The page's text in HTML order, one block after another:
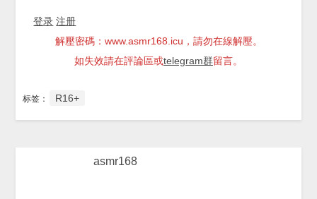
登录 注册
解壓密碼：www.asmr168.icu，請勿在線解壓。
如失效請在評論區或telegram群留言。
标签： R16+
asmr168